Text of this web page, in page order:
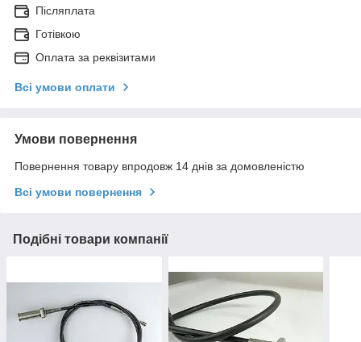
Післяплата
Готівкою
Оплата за реквізитами
Всі умови оплати
Умови повернення
Повернення товару впродовж 14 днів за домовленістю
Всі умови повернення
Подібні товари компанії